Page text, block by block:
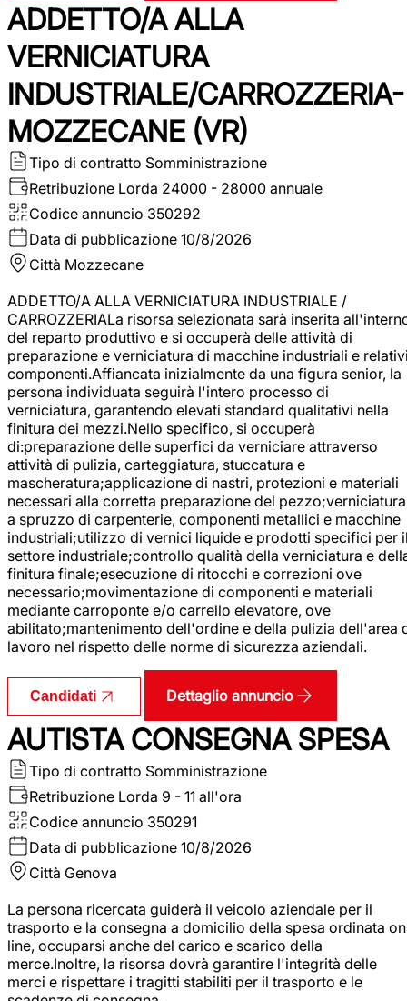
ADDETTO/A ALLA
VERNICIATURA
INDUSTRIALE/CARROZZERIA-
MOZZECANE (VR)
Tipo di contratto Somministrazione
Retribuzione Lorda 24000 - 28000 annuale
Codice annuncio 350292
Data di pubblicazione 10/8/2026
Città Mozzecane
ADDETTO/A ALLA VERNICIATURA INDUSTRIALE /
CARROZZERIALa risorsa selezionata sarà inserita
del reparto produttivo e si occuperà delle attività di
preparazione e verniciatura di macchine industriali e
componenti.Affiancata inizialmente da una figura senior, la
persona individuata seguirà l'intero processo di
verniciatura, garantendo elevati standard qualitativi nella
finitura dei mezzi.Nello specifico, si occuperà
di:preparazione delle superfici da verniciare attraverso
attività di pulizia, carteggiatura, stuccatura e
mascheratura;applicazione di nastri, protezioni e materiali
necessari alla corretta preparazione del pezzo;verniciatura
a spruzzo di carpenterie, componenti metallici e macchine
industriali;utilizzo di vernici liquide e prodotti specifici per
settore industriale;controllo qualità della verniciatura e
finitura finale;esecuzione di ritocchi e correzioni ove
necessario;movimentazione di componenti e materiali
mediante carroponte e/o carrello elevatore, ove
abilitato;mantenimento dell'ordine e della pulizia dell'area
lavoro nel rispetto delle norme di sicurezza aziendali.
Candidati Dettaglio annuncio
AUTISTA CONSEGNA SPESA
Tipo di contratto Somministrazione
Retribuzione Lorda 9 - 11 all'ora
Codice annuncio 350291
Data di pubblicazione 10/8/2026
Città Genova
La persona ricercata guiderà il veicolo aziendale per il
trasporto e la consegna a domicilio della spesa ordinata on
line, occuparsi anche del carico e scarico della
merce.Inoltre, la risorsa dovrà garantire l'integrità delle
merci e rispettare i tragitti stabiliti per il trasporto e le